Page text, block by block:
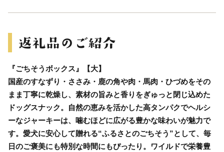
『ごちそうボックス』【大】
国産のすなずり・ささみ・鹿の角や肉・馬肉・ひづめをその
まま丁寧に乾燥し、素材の旨みと香りをぎゅっと閉じ込めた
ドッグスナック。自然の恵みを活かした高タンパクでヘルシ
ーなジャーキーは、噛むほどに広がる豊かな味わいが魅力で
す。愛犬に安心して贈れる“ふるさとのごちそう”として、毎
日のご褒美にも特別な時間にもぴったり。ワイルドで栄養豊